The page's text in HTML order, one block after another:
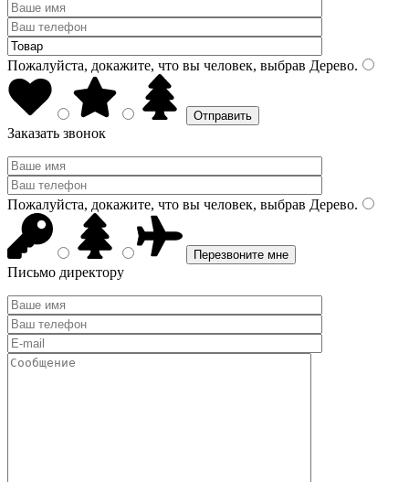
Пожалуйста, докажите, что вы человек, выбрав Дерево.
Заказать звонок
Пожалуйста, докажите, что вы человек, выбрав Дерево.
Письмо директору